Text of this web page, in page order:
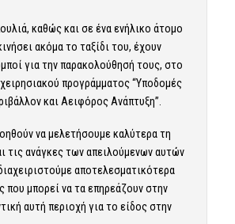
καθώς και σε ένα ενήλικο άτομο
ακόμα το ταξίδι του, έχουν
για την παρακολούθησή τους, στο
προγράμματος “Υποδομές
και Αειφόρος Ανάπτυξη”.
να μελετήσουμε καλύτερα τη
τις ανάγκες των απειλούμενων αυτών
αποτελεσματικότερα
που μπορεί να τα επηρεάζουν στην
αυτή περιοχή για το είδος στην